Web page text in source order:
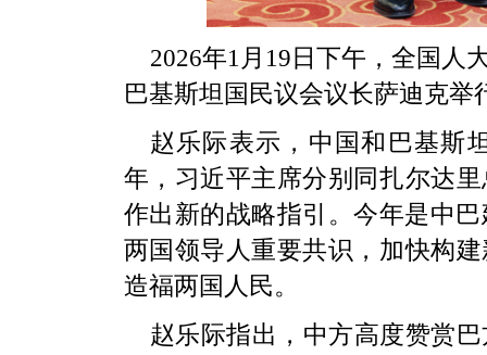
2026年1月19日下午，全国人
巴基斯坦国民议会议长萨迪克举
赵乐际表示，中国和巴基斯
年，习近平主席分别同扎尔达
作出新的战略指引。今年是中
两国领导人重要共识，加快构
造福两国人民。
赵乐际指出，中方高度赞赏